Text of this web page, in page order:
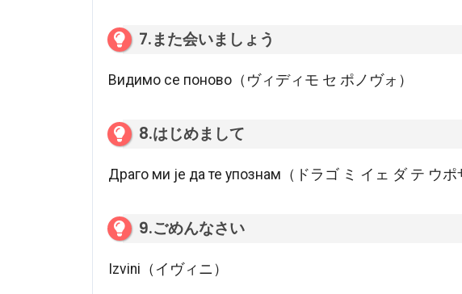
7.また会いましょう
Видимо се поново（ヴィディモ セ ポノヴォ）
8.はじめまして
Драго ми је да те упознам（ドラゴ ミ イェ ダ テ ウポ
9.ごめんなさい
Izvini（イヴィニ）